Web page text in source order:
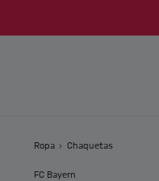
Ropa Chaquetas
FC Bayern